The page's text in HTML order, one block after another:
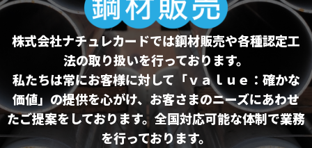
株式会社ナチュレカードでは鋼材販売や各種認定工
法の取り扱いを行っております。
私たちは常にお客様に対して「ｖａｌｕｅ：確かな
価値」の提供を心がけ、お客さまのニーズにあわせ
たご提案をしております。全国対応可能な体制で業務
を行っております。